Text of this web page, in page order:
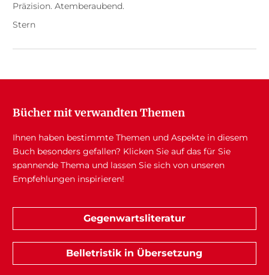
Präzision. Atemberaubend.
Stern
Bücher mit verwandten Themen
Ihnen haben bestimmte Themen und Aspekte in diesem
Buch besonders gefallen? Klicken Sie auf das für Sie
spannende Thema und lassen Sie sich von unseren
Empfehlungen inspirieren!
Gegenwartsliteratur
Belletristik in Übersetzung